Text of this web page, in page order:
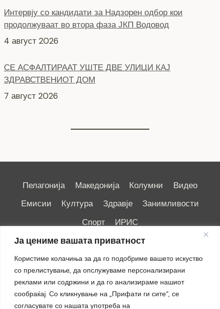
Ја цениме вашата приватност
Користиме колачиња за да го подобриме вашето искуство
со прелистување, да опслужуваме персонализирани
реклами или содржини и да го анализираме нашиот
сообраќај. Со кликнување на „Прифати ги сите“, се
согласувате со нашата употреба на
СЕ АСФАЛТИРААТ УШТЕ ДВЕ УЛИЦИ КАЈ
ЗДРАВСТВEНИОТ ДОМ
НОВ ПАРКИНГ ПРОСТОР ВО ЦЕНТАРОТ НА ГРАДОТ
6 август 2026
Пелагонија Македонија Колумни
Видео
Емисии
Култура Здравје
Занимливости
Спорт
ИРИС
Импресум|Маркетинг